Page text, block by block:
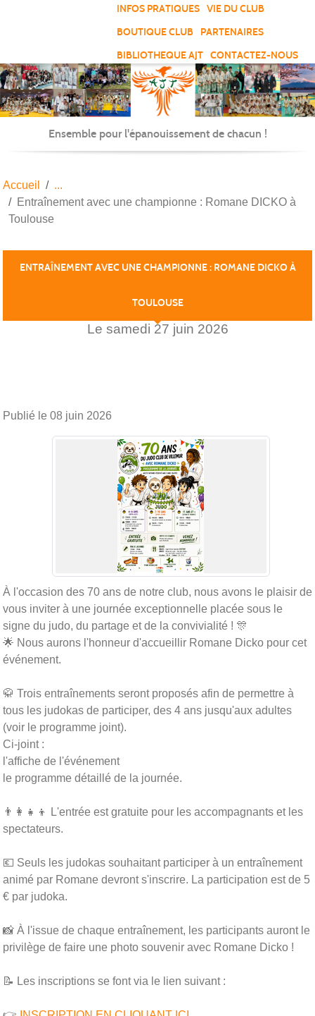
INFOS PRATIQUES
VIE DU CLUB
BOUTIQUE CLUB
PARTENAIRES
BIBLIOTHEQUE AJT
CONTACTEZ-NOUS
Ensemble pour l'épanouissement de chacun !
Accueil
Entraînement avec une championne : Romane DICKO à
Toulouse
ENTRAÎNEMENT AVEC UNE CHAMPIONNE : ROMANE DICKO À
TOULOUSE
Le samedi 27 juin 2026
Publié le 08 juin 2026
À l'occasion des 70 ans de notre club, nous avons le plaisir de
vous inviter à une journée exceptionnelle placée sous le
signe du judo, du partage et de la convivialité ! 🎊
🌟 Nous aurons l'honneur d'accueillir Romane Dicko pour cet
événement.
🥋 Trois entraînements seront proposés afin de permettre à
tous les judokas de participer, des 4 ans jusqu'aux adultes
(voir le programme joint).
Ci-joint :
l'affiche de l'événement
le programme détaillé de la journée.
👨‍👩‍👧‍👦 L'entrée est gratuite pour les accompagnants et les
spectateurs.
💶 Seuls les judokas souhaitant participer à un entraînement
animé par Romane devront s'inscrire. La participation est de 5
€ par judoka.
📸 À l'issue de chaque entraînement, les participants auront le
privilège de faire une photo souvenir avec Romane Dicko !
📝 Les inscriptions se font via le lien suivant :
Panneau de gestion des cookies